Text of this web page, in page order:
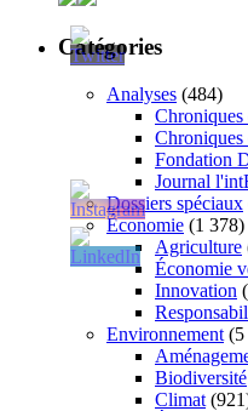
Catégories
Analyses (484)
Chroniques
Fondation
Journal
Dossiers spéciaux
Économie (1 378)
Agriculture
Économie
Innovation
Environnement (5
Biodiversité
Climat